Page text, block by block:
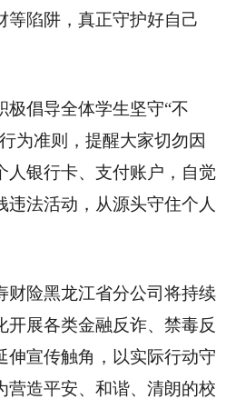
等陷阱，真正守护好自己
极倡导全体学生坚守“不
为准则，提醒大家切勿因
人银行卡、支付账户，自觉
违法活动，从源头守住个人
财险黑龙江省分公司将持续
开展各类金融反诈、禁毒反
伸宣传触角，以实际行动守
营造平安、和谐、清朗的校